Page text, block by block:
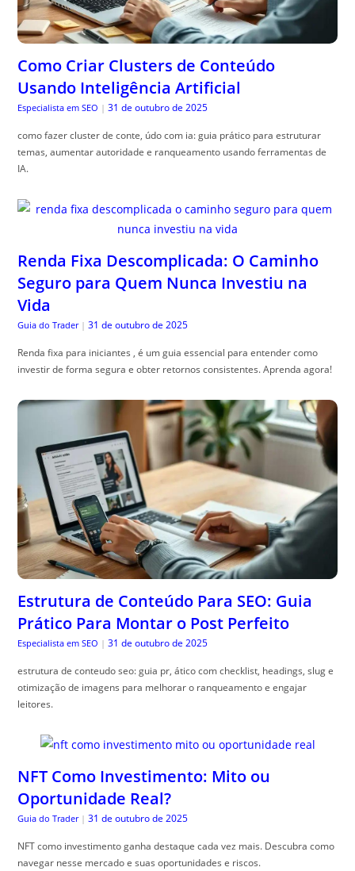
Como Criar Clusters de Conteúdo
Usando Inteligência Artificial
Especialista em SEO | 31 de outubro de 2025
como fazer cluster de conte, údo com ia: guia prático para estruturar
temas, aumentar autoridade e ranqueamento usando ferramentas de
IA.
Renda Fixa Descomplicada: O Caminho
Seguro para Quem Nunca Investiu na
Vida
Guia do Trader | 31 de outubro de 2025
Renda fixa para iniciantes , é um guia essencial para entender como
investir de forma segura e obter retornos consistentes. Aprenda agora!
Estrutura de Conteúdo Para SEO: Guia
Prático Para Montar o Post Perfeito
Especialista em SEO | 31 de outubro de 2025
estrutura de conteudo seo: guia pr, ático com checklist, headings, slug e
otimização de imagens para melhorar o ranqueamento e engajar
leitores.
NFT Como Investimento: Mito ou
Oportunidade Real?
Guia do Trader | 31 de outubro de 2025
NFT como investimento ganha destaque cada vez mais. Descubra como
navegar nesse mercado e suas oportunidades e riscos.